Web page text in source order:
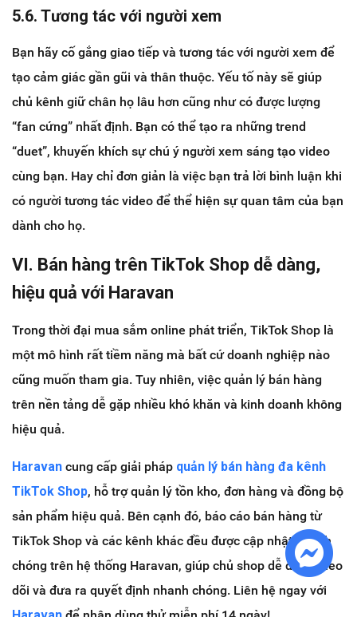
5.6. Tương tác với người xem
Bạn hãy cố gắng giao tiếp và tương tác với người xem để
tạo cảm giác gần gũi và thân thuộc. Yếu tố này sẽ giúp
chủ kênh giữ chân họ lâu hơn cũng như có được lượng
“fan cứng” nhất định. Bạn có thể tạo ra những trend
“duet”, khuyến khích sự chú ý người xem sáng tạo video
cùng bạn. Hay chỉ đơn giản là việc bạn trả lời bình luận khi
có người tương tác video để thể hiện sự quan tâm của bạn
dành cho họ.
VI. Bán hàng trên TikTok Shop dễ dàng,
hiệu quả với Haravan
Trong thời đại mua sắm online phát triển, TikTok Shop là
một mô hình rất tiềm năng mà bất cứ doanh nghiệp nào
cũng muốn tham gia. Tuy nhiên, việc quản lý bán hàng
trên nền tảng dễ gặp nhiều khó khăn và kinh doanh không
hiệu quả.
Haravan cung cấp giải pháp quản lý bán hàng đa kênh
TikTok Shop, hỗ trợ quản lý tồn kho, đơn hàng và đồng bộ
sản phẩm hiệu quả. Bên cạnh đó, báo cáo bán hàng từ
TikTok Shop và các kênh khác đều được cập nhật nhanh
chóng trên hệ thống Haravan, giúp chủ shop dễ dàng theo
dõi và đưa ra quyết định nhanh chóng. Liên hệ ngay với